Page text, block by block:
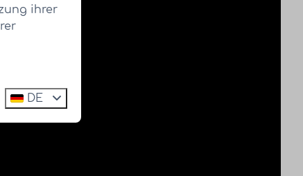
ihrer
DE